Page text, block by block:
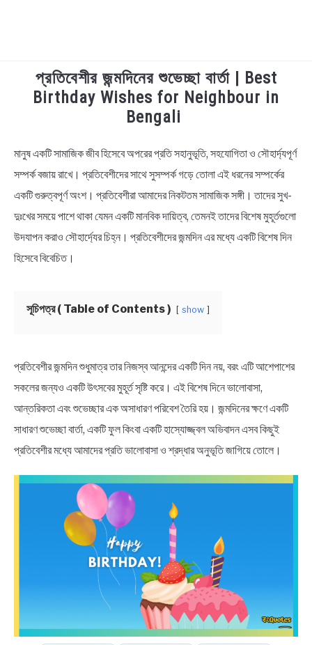
TECHNOLOGY
BIOGRAPHY
EDUCATIONAL
BENGALI WISHES
NEWS
BENGALI NAMES
BENGALI STORIES
প্রতিবেশীর জন্মদিনের শুভেচ্ছা বার্তা | Best
Birthday Wishes for Neighbour in
Bengali
in
Bengali
মানুষ একটি সামাজিক জীব হিসেবে অপরের প্রতি সহানুভূতি, সহযোগিতা ও সৌহার্দ্যপূর্ণ
সম্পর্ক বজায় রাখে। প্রতিবেশীদের সাথে সুসম্পর্ক গড়ে তোলা এই ধরনের সম্পর্কের
একটি গুরুত্বপূর্ণ অংশ। প্রতিবেশীরা আমাদের নিকটতম সামাজিক সঙ্গী। তাদের সুখ-
দুঃখের সময়ে পাশে থাকা যেমন একটি মানবিক দায়িত্ব, তেমনই তাদের বিশেষ মুহূর্তগুলো
উদযাপন করাও সৌহার্দ্যের চিহ্ন। প্রতিবেশীদের জন্মদিন এর মধ্যে একটি বিশেষ দিন
হিসেবে বিবেচিত।
সূচিপত্র ( Table of Contents ) show
প্রতিবেশীর জন্মদিন শুধুমাত্র তার নিজস্ব আনন্দের একটি দিন নয়, বরং এটি আশেপাশের
সকলের জন্যও একটি উৎসবের মুহূর্ত সৃষ্টি করে। এই বিশেষ দিনে ভালোবাসা,
আন্তরিকতা এবং শুভেচ্ছার এক অসাধারণ পরিবেশ তৈরি হয়। জন্মদিনের ক্ষণে একটি
সাধারণ শুভেচ্ছা বার্তা, একটি ফুল কিংবা একটি হাস্যোজ্জ্বল অভিবাদন এসব কিছুই
প্রতিবেশীর মধ্যে আমাদের প্রতি ভালোবাসা ও শ্রদ্ধার অনুভূতি জাগিয়ে তোলে।